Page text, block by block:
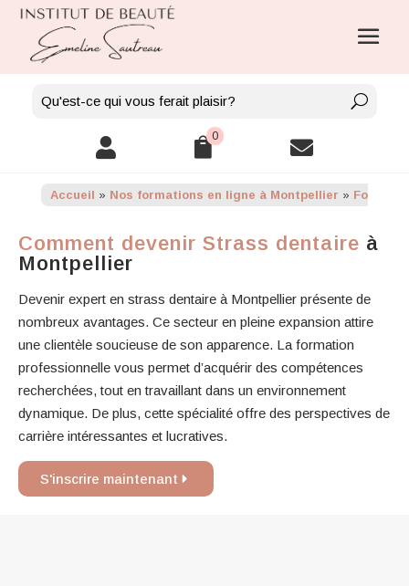
 0 
Accueil » Nos formations en ligne à Montpellier »
Comment devenir Strass dentaire à
Montpellier
Devenir expert en strass dentaire à Montpellier présente de
nombreux avantages. Ce secteur en pleine expansion attire
une clientèle soucieuse de son apparence. La formation
professionnelle vous permet d’acquérir des compétences
recherchées, tout en travaillant dans un environnement
dynamique. De plus, cette spécialité offre des perspectives de
carrière intéressantes et lucratives.
S'inscrire maintenant